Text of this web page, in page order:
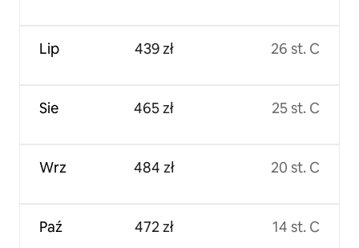
Lip
Sie
Wrz
Paź
439 zł
465 zł
484 zł
472 zł
26 st. C
25 st. C
20 st. C
14 st. C